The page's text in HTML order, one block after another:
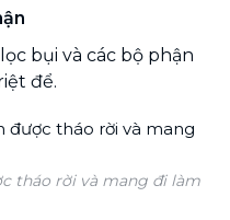
bụi và các bộ phận
để.
tháo rời và mang đi làm